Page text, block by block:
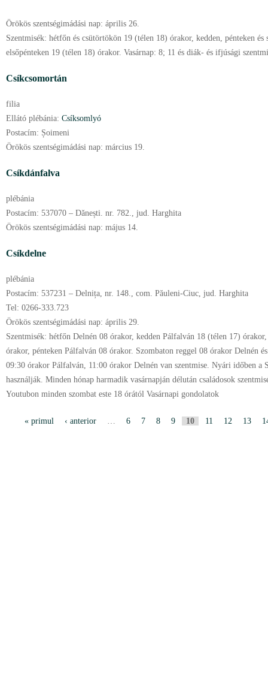
Örökös szentségimádási nap: április 26.
Szentmisék: hétfőn és csütörtökön 19 (télen 18) órakor, kedden, pénteken és
elsőpénteken 19 (télen 18) órakor. Vasárnap: 8; 11 és diák- és ifjúsági
Csíkcsomortán
filia
Ellátó plébánia: Csíksomlyó
Postacím: Șoimeni
Örökös szentségimádási nap: március 19.
Csíkdánfalva
plébánia
Postacím: 537070 – Dănești. nr. 782., jud. Harghita
Örökös szentségimádási nap: május 14.
Csíkdelne
plébánia
Postacím: 537231 – Delnița, nr. 148., com. Păuleni-Ciuc, jud. Harghita
Tel: 0266-333.723
Örökös szentségimádási nap: április 29.
Szentmisék: hétfőn Delnén 08 órakor, kedden Pálfalván 18 (télen 17)
órakor, pénteken Pálfalván 08 órakor. Szombaton reggel 08 órakor Delnén
09:30 órakor Pálfalván, 11:00 órakor Delnén van szentmise. Nyári időben a
használják. Minden hónap harmadik vasárnapján délután családosok
Youtubon minden szombat este 18 órától Vasárnapi gondolatok
« primul ‹ anterior 6 7 8 9 10 11 12 13